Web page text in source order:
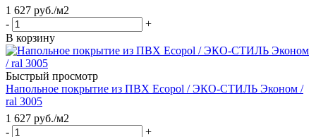
1 627 руб./м2
-
+
В корзину
Быстрый просмотр
Напольное покрытие из ПВХ Ecopol / ЭКО-СТИЛЬ Эконом /
ral 3005
1 627 руб./м2
-
+